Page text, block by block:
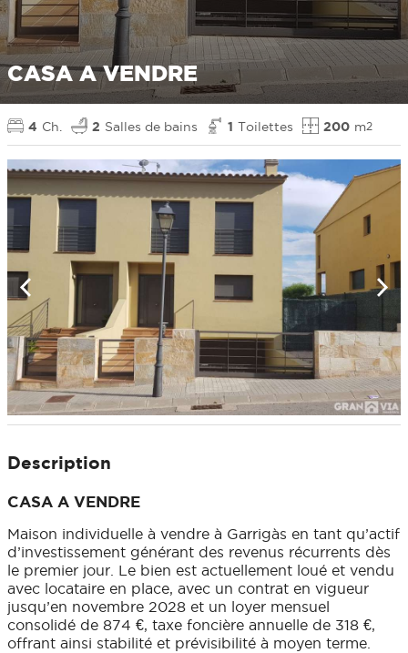
CASA A VENDRE
4 Ch. 2 Salles de bains 1 Toilettes 200 m2
Description
CASA A VENDRE
Maison individuelle à vendre à Garrigàs en tant qu’actif
d’investissement générant des revenus récurrents dès
le premier jour. Le bien est actuellement loué et vendu
avec locataire en place, avec un contrat en vigueur
jusqu’en novembre 2028 et un loyer mensuel
consolidé de 874 €, taxe foncière annuelle de 318 €,
offrant ainsi stabilité et prévisibilité à moyen terme.